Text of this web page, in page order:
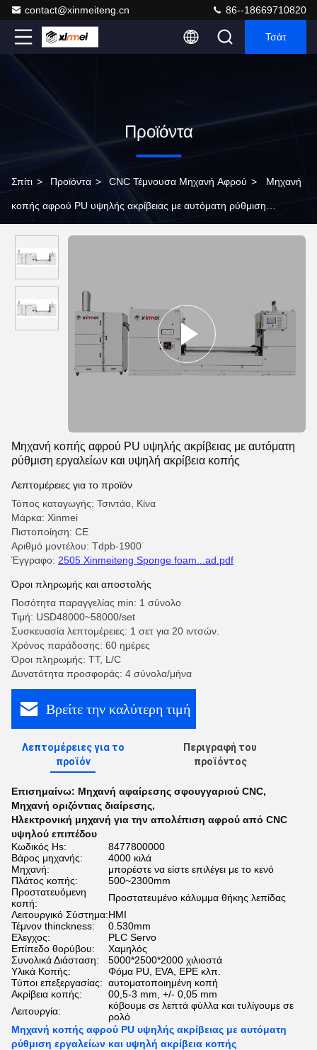
contact@xinmeiteng.cn 86--18669710820
Τσάτ
Προϊόντα
Σπίτι > Προϊόντα > CNC Τέμνουσα Μηχανή Αφρού > Μηχανή
κοπής αφρού PU υψηλής ακρίβειας με αυτόματη ρύθμιση
Μηχανή κοπής αφρού PU υψηλής ακρίβειας με αυτόματη
ρύθμιση εργαλείων και υψηλή ακρίβεια κοπής
Λεπτομέρειες για το προϊόν
Τόπος καταγωγής: Τσιντάο, Κίνα
Μάρκα: Xinmei
Πιστοποίηση: CE
Αριθμό μοντέλου: Tdpb-1900
Έγγραφο: 2505 Xinmeiteng Sponge foam...ad.pdf
Όροι πληρωμής και αποστολής
Ποσότητα παραγγελίας min: 1 σύνολο
Τιμή: USD48000~58000/set
Συσκευασία λεπτομέρειες: 1 σετ για 20 ιντσών.
Χρόνος παράδοσης: 60 ημέρες
Όροι πληρωμής: TT, L/C
Δυνατότητα προσφοράς: 4 σύνολα/μήνα
Βρείτε την καλύτερη τιμή
Λεπτομέρειες για το
προϊόν
Περιγραφή του
προϊόντος
Επισημαίνω: Μηχανή αφαίρεσης σφουγγαριού CNC,
Μηχανή οριζόντιας διαίρεσης,
Ηλεκτρονική μηχανή για την απολέπιση αφρού από CNC
υψηλού επιπέδου
Κωδικός Hs:
8477800000
Βάρος μηχανής:
4000 κιλά
Μηχανή:
μπορέστε να είστε επιλέγει με το κενό
Πλάτος κοπής:
500~2300mm
Προστατευόμενη
κοπή:
Προστατευμένο κάλυμμα θήκης λεπίδας
Λειτουργικό Σύστημα:HMI
Τέμνον thinckness:
0.530mm
Ελεγχος:
PLC Servo
Επίπεδο θορύβου:
Χαμηλός
Συνολικά Διάσταση:
5000*2500*2000 χιλιοστά
Υλικά Κοπής:
Φόμα PU, EVA, EPE κλπ.
Τύποι επεξεργασίας: αυτοματοποιημένη κοπή
Ακρίβεια κοπής:
00,5-3 mm, +/- 0,05 mm
Λειτουργία:
κόβουμε σε λεπτά φύλλα και τυλίγουμε σε
ρολό
Μηχανή κοπής αφρού PU υψηλής ακρίβειας με αυτόματη
ρύθμιση εργαλείων και υψηλή ακρίβεια κοπής